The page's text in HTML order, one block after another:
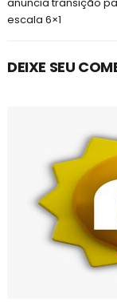
escala 6×1
DEIXE SEU